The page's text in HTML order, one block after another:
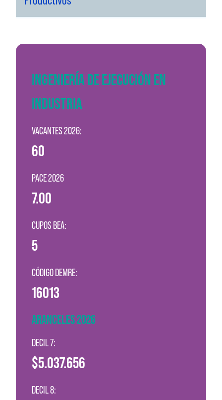
INGENIERÍA DE EJECUCIÓN EN
INDUSTRIA
VACANTES 2026:
60
PACE 2026
7.00
CUPOS BEA:
5
CÓDIGO DEMRE:
16013
ARANCELES 2026
DECIL 7:
$5.037.656
DECIL 8: